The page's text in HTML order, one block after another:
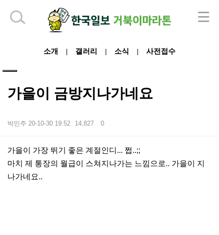
소개 갤러리 소식 사전접수
가을이 금방지나가네요
박민주 20-10-30 19:52 14,827 0
본문
가을이 가장 뛰기 좋은 계절인디... 쩝..;;
마치 제 통장의 월급이 스쳐지나가는 느낌으로.. 가을이 지
나가네요..
하단 영역